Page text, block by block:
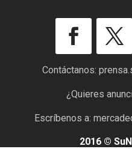
Contáctanos:
¿Quieres
Escríbenos a:
2016 ©